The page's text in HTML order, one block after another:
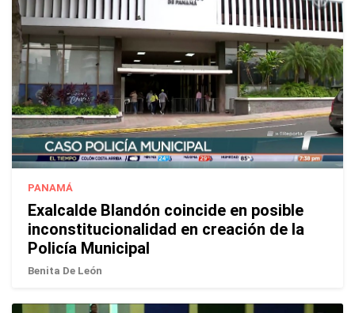
PANAMÁ
Exalcalde Blandón coincide en posible
inconstitucionalidad en creación de la
Policía Municipal
Benita De León